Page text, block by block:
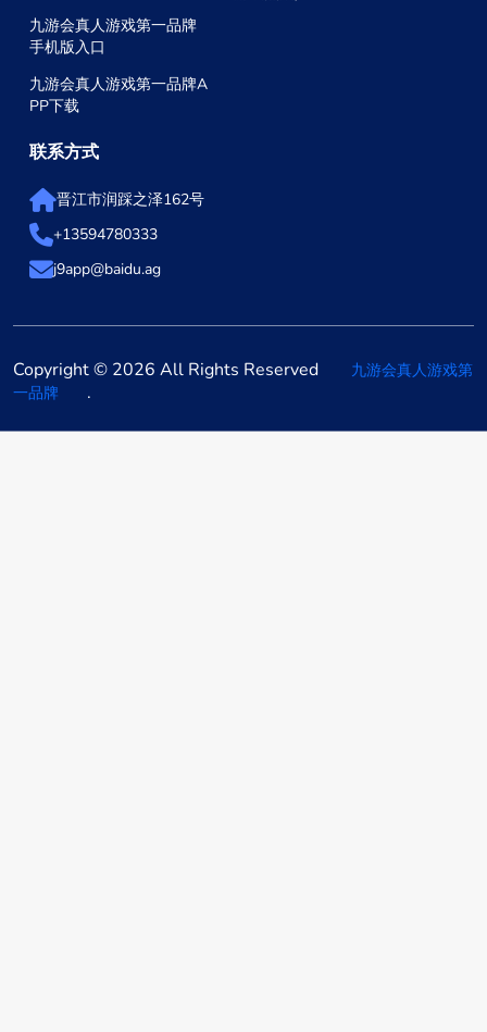
九游会真人游戏第一品牌
手机版入口
九游会真人游戏第一品牌A
PP下载
联系方式
晋江市润踩之泽162号
+13594780333
j9app@baidu.ag
Copyright © 2026 All Rights Reserved
九游会真人游戏第
一品牌
.